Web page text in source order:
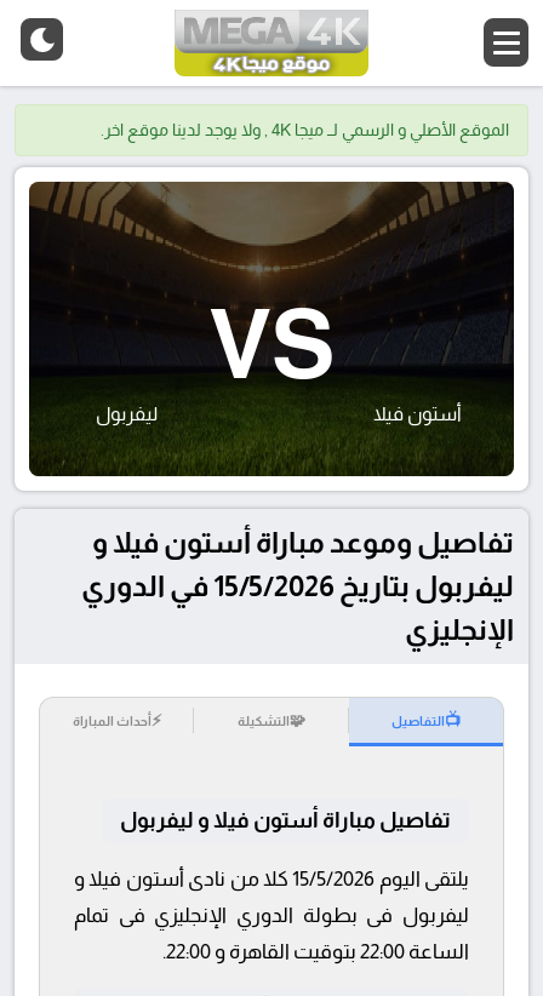
الموقع الأصلي و الرسمي لــ ميجا 4K , ولا يوجد لدينا موقع اخر.
أستون فيلا
VS
ليفربول
تفاصيل وموعد مباراة أستون فيلا و
ليفربول بتاريخ 15/5/2026 في الدوري
الإنجليزي
📺التفاصيل 🧩التشكيلة ⚡أحداث المباراة
تفاصيل مباراة أستون فيلا و ليفربول
يلتقى اليوم 15/5/2026 كلا من نادى أستون فيلا و
ليفربول فى بطولة الدوري الإنجليزي فى تمام
الساعة 22:00 بتوقيت القاهرة و 22:00.